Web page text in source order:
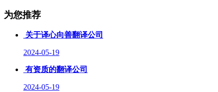
为您推荐
关于译心向善翻译公司
2024-05-19
有资质的翻译公司
2024-05-19